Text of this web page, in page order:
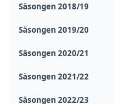
Säsongen 2018/19
Säsongen 2019/20
Säsongen 2020/21
Säsongen 2021/22
Säsongen 2022/23